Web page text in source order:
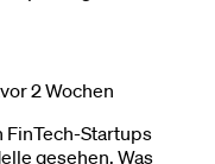
vor 2 Wochen
FinTech-Startups
gesehen. Was